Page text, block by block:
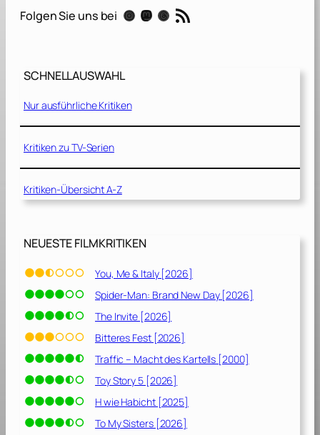
u
e
o
n
[
2
3
Folgen Sie uns bei Instagram Mastodon Threads RSS-Feed
SCHNELLAUSWAHL
Nur ausführliche Kritiken
Kritiken zu TV-Serien
Kritiken-Übersicht A-Z
NEUESTE FILMKRITIKEN
You, Me & Italy [2026]
Spider-Man: Brand New Day [2026]
The Invite [2026]
Bitteres Fest [2026]
Traffic – Macht des Kartells [2000]
Toy Story 5 [2026]
H wie Habicht [2025]
To My Sisters [2026]